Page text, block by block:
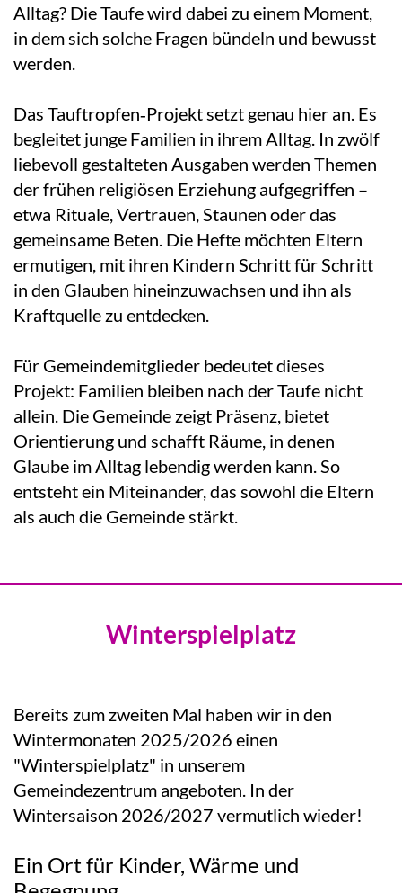
Alltag? Die Taufe wird dabei zu einem Moment,
in dem sich solche Fragen bündeln und bewusst
werden.
Das Tauftropfen‑Projekt setzt genau hier an. Es
begleitet junge Familien in ihrem Alltag. In zwölf
liebevoll gestalteten Ausgaben werden Themen
der frühen religiösen Erziehung aufgegriffen –
etwa Rituale, Vertrauen, Staunen oder das
gemeinsame Beten. Die Hefte möchten Eltern
ermutigen, mit ihren Kindern Schritt für Schritt
in den Glauben hineinzuwachsen und ihn als
Kraftquelle zu entdecken.
Für Gemeindemitglieder bedeutet dieses
Projekt: Familien bleiben nach der Taufe nicht
allein. Die Gemeinde zeigt Präsenz, bietet
Orientierung und schafft Räume, in denen
Glaube im Alltag lebendig werden kann. So
entsteht ein Miteinander, das sowohl die Eltern
als auch die Gemeinde stärkt.
Winterspielplatz
Bereits zum zweiten Mal haben wir in den
Wintermonaten 2025/2026 einen
"Winterspielplatz" in unserem
Gemeindezentrum angeboten. In der
Wintersaison 2026/2027 vermutlich wieder!
Ein Ort für Kinder, Wärme und